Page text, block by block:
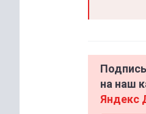
на наш
Яндекс